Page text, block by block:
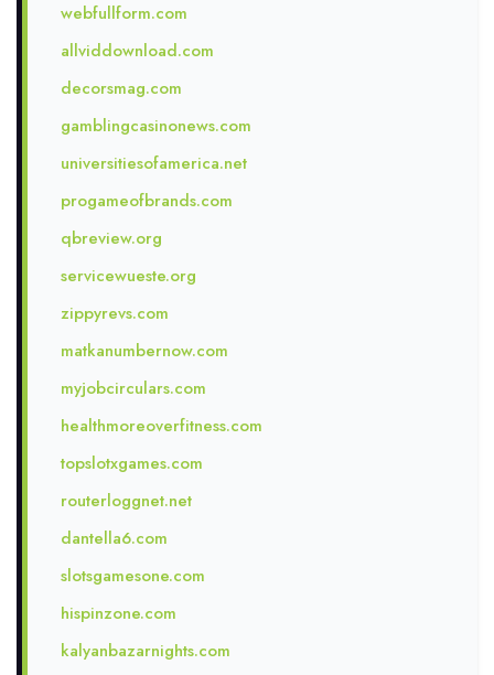
webfullform.com
allviddownload.com
decorsmag.com
gamblingcasinonews.com
universitiesofamerica.net
progameofbrands.com
qbreview.org
servicewueste.org
zippyrevs.com
matkanumbernow.com
myjobcirculars.com
healthmoreoverfitness.com
topslotxgames.com
routerloggnet.net
dantella6.com
slotsgamesone.com
hispinzone.com
kalyanbazarnights.com